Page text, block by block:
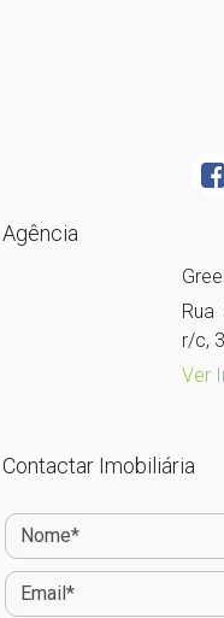
Agência
r/c,
Ver
Contactar Imobiliária